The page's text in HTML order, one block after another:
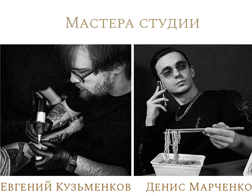
Мастера студии
Евгений Кузьменков Денис Марченко